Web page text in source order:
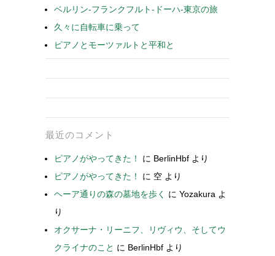
ベルリン-フランクフルト-ドーハ-東京の旅
久々に自転車に乗って
ピアノとモーツァルトと平和と
最近のコメント
ピアノがやってきた！ に BerlinHbf より
ピアノがやってきた！
に 空 より
ヘーア通りの森の墓地を歩く
に Yozakura よ
り
オクサーナ・リーニフ、リヴィウ、そしてウ
クライナのこと に BerlinHbf より